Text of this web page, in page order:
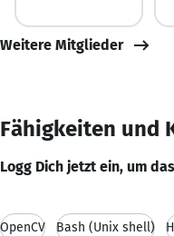
Weitere Mitglieder
Fähigkeiten und
Logg Dich jetzt ein, um
OpenCV Bash (Unix shell)